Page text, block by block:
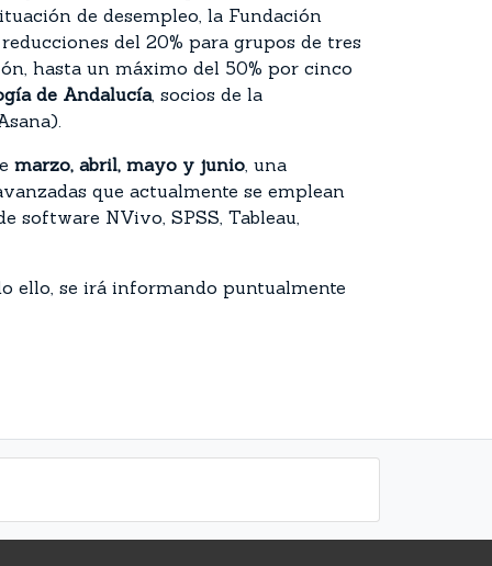
de desempleo, la Fundación
del 20% para grupos de tres
hasta un máximo del 50% por cinco
de Andalucía, socios de la
marzo, abril, mayo y junio, una
que actualmente se emplean
software NVivo, SPSS, Tableau,
ello, se irá informando puntualmente